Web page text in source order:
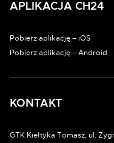
APLIKACJA CH24
Pobierz aplikację – iOS
Pobierz aplikację – Android
KONTAKT
GTK Kiełtyka Tomasz, ul.